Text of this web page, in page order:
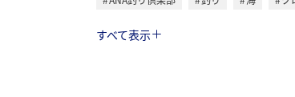
すべて表示